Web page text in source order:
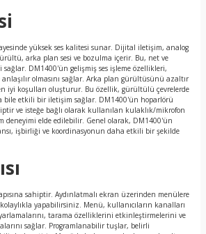
yüksek ses kalitesi sunar. Dijital iletişim, analog
arka plan sesi ve bozulma içerir. Bu, net ve
DM1400'ün gelişmiş ses işleme özellikleri,
olmasını sağlar. Arka plan gürültüsünü azaltır
iyi koşulları oluşturur. Bu özellik, gürültülü çevrelerde
bile etkili bir iletişim sağlar. DM1400'ün hoparlörü
ve isteğe bağlı olarak kullanılan kulaklık/mikrofon
deneyimi elde edilebilir. Genel olarak, DM1400'ün
işbirliği ve koordinasyonun daha etkili bir şekilde
sahiptir. Aydınlatmalı ekran üzerinden menülere
yapabilirsiniz. Menü, kullanıcıların kanalları
tarama özelliklerini etkinleştirmelerini ve
sağlar. Programlanabilir tuşlar, belirli